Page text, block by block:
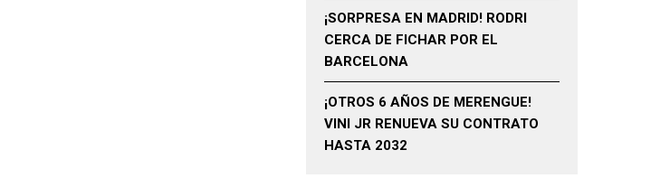
¡SORPRESA EN MADRID! RODRI
CERCA DE FICHAR POR EL
BARCELONA
¡OTROS 6 AÑOS DE MERENGUE!
VINI JR RENUEVA SU CONTRATO
HASTA 2032